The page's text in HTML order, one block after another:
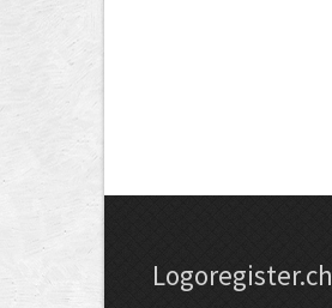
Logoregister.ch